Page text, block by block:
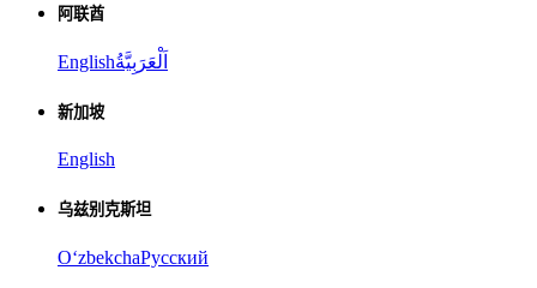
阿联酋
Englishاَلْعَرَبِيَّةُ
新加坡
English
乌兹别克斯坦
OʻzbekchaРусский